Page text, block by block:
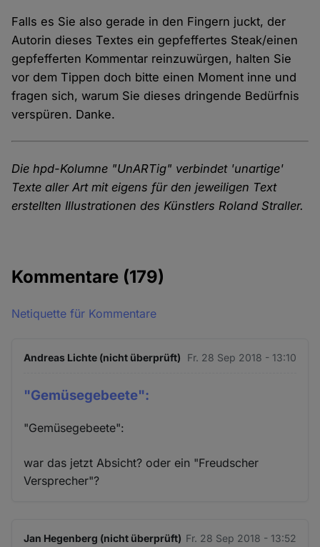
Falls es Sie also gerade in den Fingern juckt, der
Autorin dieses Textes ein gepfeffertes Steak/einen
gepfefferten Kommentar reinzuwürgen, halten Sie
vor dem Tippen doch bitte einen Moment inne und
fragen sich, warum Sie dieses dringende Bedürfnis
verspüren. Danke.
Die hpd-Kolumne "UnARTig" verbindet 'unartige'
Texte aller Art mit eigens für den jeweiligen Text
erstellten Illustrationen des Künstlers Roland Straller.
Kommentare (179)
Netiquette für Kommentare
Andreas Lichte (nicht überprüft) Fr. 28 Sep 2018 - 13:10
"Gemüsegebeete":
"Gemüsegebeete":
war das jetzt Absicht? oder ein "Freudscher
Versprecher"?
Jan Hegenberg (nicht überprüft) Fr. 28 Sep 2018 - 13:52